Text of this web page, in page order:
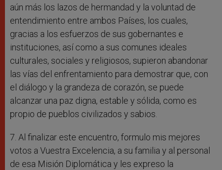
aún más los lazos de hermandad y la voluntad de
entendimiento entre ambos Países, los cuales,
gracias a los esfuerzos de sus gobernantes e
instituciones, así como a sus comunes ideales
culturales, sociales y religiosos, supieron abandonar
las vías del enfrentamiento para demostrar que, con
el diálogo y la grandeza de corazón, se puede
alcanzar una paz digna, estable y sólida, como es
propio de pueblos civilizados y sabios.
7. Al finalizar este encuentro, formulo mis mejores
votos a Vuestra Excelencia, a su familia y al personal
de esa Misión Diplomática y les expreso la